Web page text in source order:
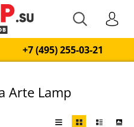
+7 (495) 255-03-21
Arte Lamp